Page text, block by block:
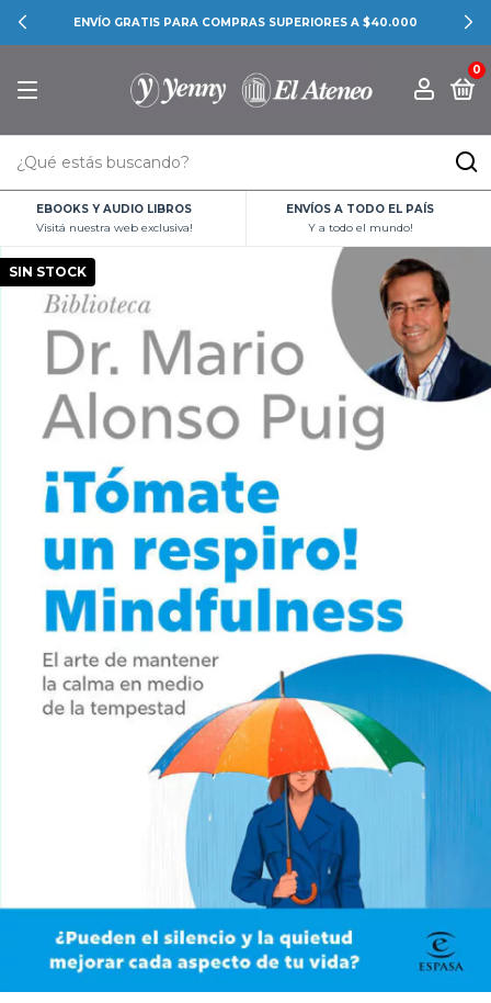
ENVÍO GRATIS PARA COMPRAS SUPERIORES A $40.000
0
EBOOKS Y AUDIO LIBROS
Visitá nuestra web exclusiva!
ENVÍOS A TODO EL PAÍS
Y a todo el mundo!
SIN STOCK